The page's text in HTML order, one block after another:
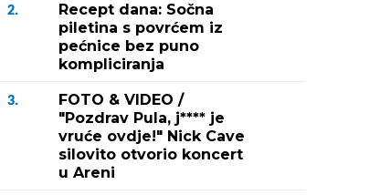
2.
Recept dana: Sočna
piletina s povrćem iz
pećnice bez puno
kompliciranja
3.
FOTO & VIDEO /
"Pozdrav Pula, j**** je
vruće ovdje!" Nick Cave
silovito otvorio koncert
u Areni